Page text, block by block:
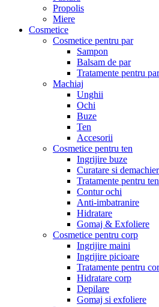
Propolis
Miere
Cosmetice
Cosmetice pentru par
Sampon
Balsam de par
Tratamente pentru par
Machiaj
Unghii
Ochi
Buze
Ten
Accesorii
Cosmetice pentru ten
Ingrijire buze
Curatare si
Tratamente pentru ten
Contur ochi
Anti-imbatranire
Hidratare
Gomaj & Exfoliere
Cosmetice pentru corp
Ingrijire maini
Ingrijire picioare
Tratamente pentru
Hidratare corp
Depilare
Gomaj si exfoliere